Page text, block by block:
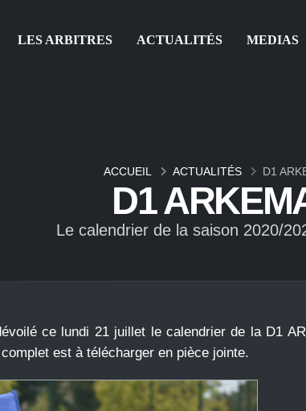
LES ARBITRES ACTUALITÉS MEDIAS
D1
Le calendrier de la saison 2020/
ACCUEIL ACTUALITÉS D1
ce lundi 21 juillet le calendrier de la D1
est à télécharger en pièce jointe.